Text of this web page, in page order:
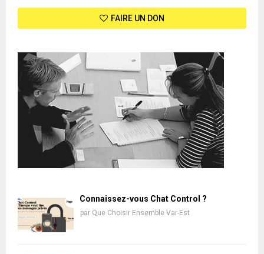
FAIRE UN DON
Connaissez-vous Chat Control ?
par Que Choisir Ensemble Var-Est